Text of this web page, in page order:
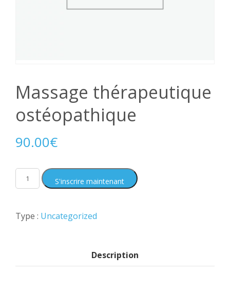
Massage thérapeutique
ostéopathique
90.00€
S'inscrire maintenant
Type : Uncategorized
Description